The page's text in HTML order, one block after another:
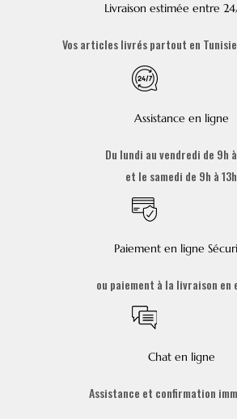
Livraison estimée entre
Vos articles livrés partout en Tunisie
Assistance en ligne
Du lundi au vendredi de 9h
et le samedi de 9h à 13h
Paiement en ligne
ou paiement à la livraison en
Chat en ligne
Assistance et confirmation